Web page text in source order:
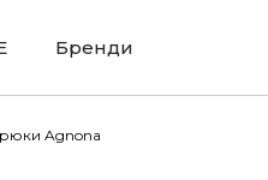
Бренди
Agnona